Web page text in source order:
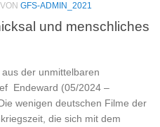
VON GFS-ADMIN_2021
und menschliches
der unmittelbaren
Endeward (05/2024 –
wenigen deutschen Filme der
die sich mit dem